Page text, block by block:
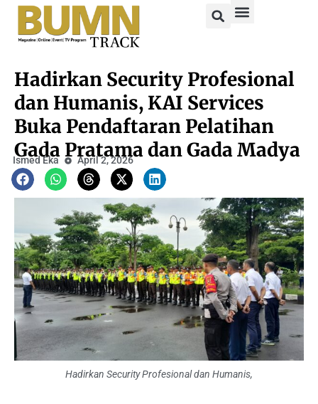
Hadirkan Security Profesional
dan Humanis, KAI Services
Buka Pendaftaran Pelatihan
Gada Pratama dan Gada Madya
Ismed Eka April 2, 2026
Hadirkan Security Profesional dan Humanis,